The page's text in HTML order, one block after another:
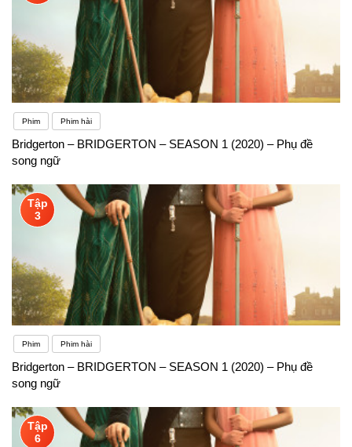
Phim Phim hài
Bridgerton – BRIDGERTON – SEASON 1 (2020) – Phụ đề
song ngữ
Tập
3
Phim Phim hài
Bridgerton – BRIDGERTON – SEASON 1 (2020) – Phụ đề
song ngữ
Tập
6